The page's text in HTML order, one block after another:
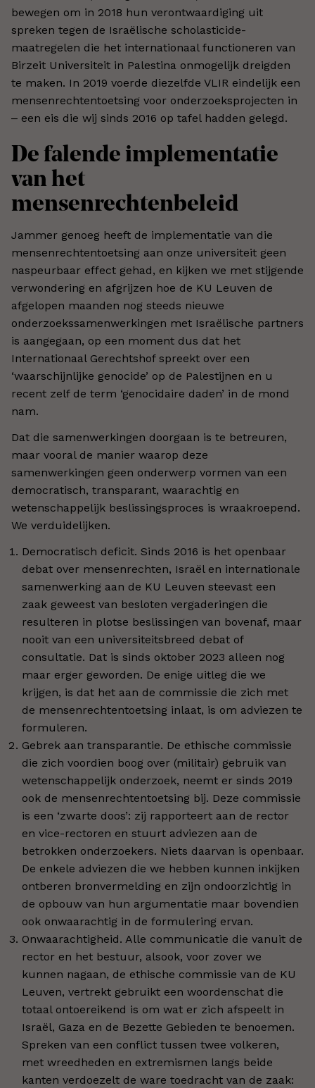
bewegen om in 2018 hun verontwaardiging uit
spreken tegen de Israëlische scholasticide-
maatregelen die het internationaal functioneren van
Birzeit Universiteit in Palestina onmogelijk dreigden
te maken. In 2019 voerde diezelfde VLIR eindelijk een
mensenrechtentoetsing voor onderzoeksprojecten in
‒ een eis die wij sinds 2016 op tafel hadden gelegd.
De falende implementatie
van het
mensenrechtenbeleid
Jammer genoeg heeft de implementatie van die
mensenrechtentoetsing aan onze universiteit geen
naspeurbaar effect gehad, en kijken we met stijgende
verwondering en afgrijzen hoe de KU Leuven de
afgelopen maanden nog steeds nieuwe
onderzoekssamenwerkingen met Israëlische partners
is aangegaan, op een moment dus dat het
Internationaal Gerechtshof spreekt over een
‘waarschijnlijke genocide’ op de Palestijnen en u
recent zelf de term ‘genocidaire daden’ in de mond
nam.
Dat die samenwerkingen doorgaan is te betreuren,
maar vooral de manier waarop deze
samenwerkingen geen onderwerp vormen van een
democratisch, transparant, waarachtig en
wetenschappelijk beslissingsproces is wraakroepend.
We verduidelijken.
Democratisch deficit. Sinds 2016 is het openbaar
debat over mensenrechten, Israël en internationale
samenwerking aan de KU Leuven steevast een
zaak geweest van besloten vergaderingen die
resulteren in plotse beslissingen van bovenaf, maar
nooit van een universiteitsbreed debat of
consultatie. Dat is sinds oktober 2023 alleen nog
maar erger geworden. De enige uitleg die we
krijgen, is dat het aan de commissie die zich met
de mensenrechtentoetsing inlaat, is om adviezen te
formuleren.
Gebrek aan transparantie. De ethische commissie
die zich voordien boog over (militair) gebruik van
wetenschappelijk onderzoek, neemt er sinds 2019
ook de mensenrechtentoetsing bij. Deze commissie
is een ‘zwarte doos’: zij rapporteert aan de rector
en vice-rectoren en stuurt adviezen aan de
betrokken onderzoekers. Niets daarvan is openbaar.
De enkele adviezen die we hebben kunnen inkijken
ontberen bronvermelding en zijn ondoorzichtig in
de opbouw van hun argumentatie maar bovendien
ook onwaarachtig in de formulering ervan.
Onwaarachtigheid. Alle communicatie die vanuit de
rector en het bestuur, alsook, voor zover we
kunnen nagaan, de ethische commissie van de KU
Leuven, vertrekt gebruikt een woordenschat die
totaal ontoereikend is om wat er zich afspeelt in
Israël, Gaza en de Bezette Gebieden te benoemen.
Spreken van een conflict tussen twee volkeren,
met wreedheden en extremismen langs beide
kanten verdoezelt de ware toedracht van de zaak: